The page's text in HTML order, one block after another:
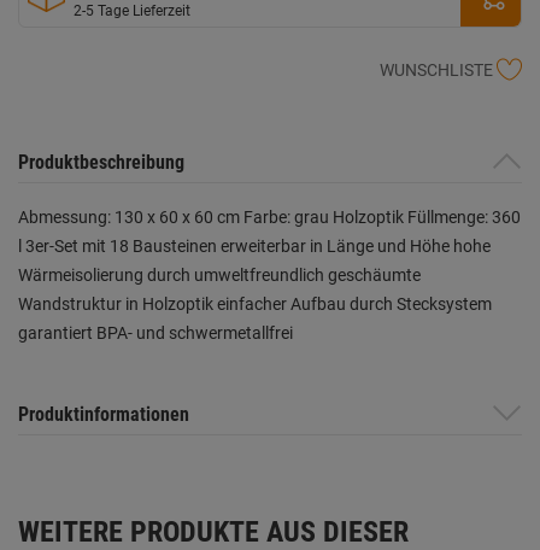
2-5 Tage Lieferzeit
WUNSCHLISTE
Produktbeschreibung
Abmessung: 130 x 60 x 60 cm Farbe: grau Holzoptik Füllmenge: 360
l 3er-Set mit 18 Bausteinen erweiterbar in Länge und Höhe hohe
Wärmeisolierung durch umweltfreundlich geschäumte
Wandstruktur in Holzoptik einfacher Aufbau durch Stecksystem
garantiert BPA- und schwermetallfrei
Produktinformationen
WEITERE PRODUKTE AUS DIESER